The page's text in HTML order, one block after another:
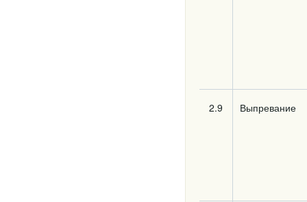
2.9 Выпревание